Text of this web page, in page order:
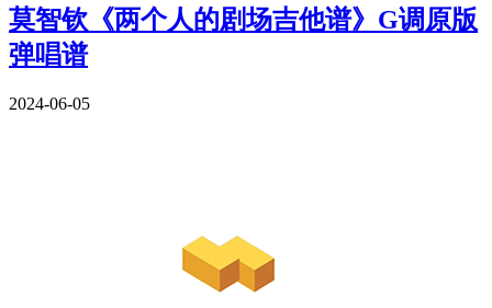
莫智钦《两个人的剧场吉他谱》G调原版
弹唱谱
2024-06-05